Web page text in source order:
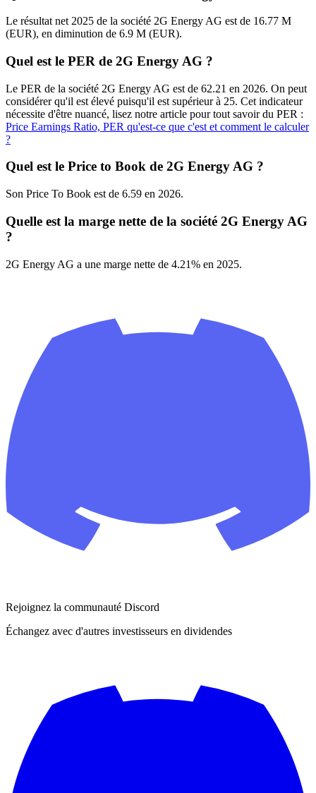
Le résultat net 2025 de la société 2G Energy AG est de 16.77 M
(EUR), en diminution de 6.9 M (EUR).
Quel est le PER de 2G Energy AG ?
Le PER de la société 2G Energy AG est de 62.21 en 2026. On peut
considérer qu'il est élevé puisqu'il est supérieur à 25. Cet indicateur
nécessite d'être nuancé, lisez notre article pour tout savoir du PER :
Price Earnings Ratio, PER qu'est-ce que c'est et comment le calculer
?
Quel est le Price to Book de 2G Energy AG ?
Son Price To Book est de 6.59 en 2026.
Quelle est la marge nette de la société 2G Energy AG
?
2G Energy AG a une marge nette de 4.21% en 2025.
Rejoignez la communauté Discord
Échangez avec d'autres investisseurs en dividendes